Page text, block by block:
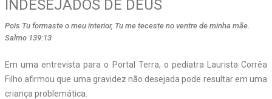
INDESEJADOS DE DEUS
Pois Tu formaste o meu interior, Tu me teceste no ventre de minha mãe.
Salmo 139:13
Em uma entrevista para o Portal Terra, o pediatra Laurista Corrêa
Filho afirmou que uma gravidez não desejada pode resultar em uma
criança problemática.